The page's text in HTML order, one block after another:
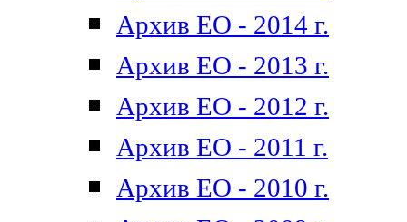
Архив ЕО - 2014 г.
Архив ЕО - 2013 г.
Архив ЕО - 2012 г.
Архив ЕО - 2011 г.
Архив ЕО - 2010 г.